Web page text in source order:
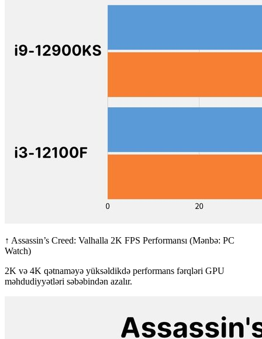
↑ Assassin’s Creed: Valhalla 2K FPS Performansı (Mənbə: PC
Watch)
2K və 4K qətnaməyə yüksəldikdə performans fərqləri GPU
məhdudiyyətləri səbəbindən azalır.